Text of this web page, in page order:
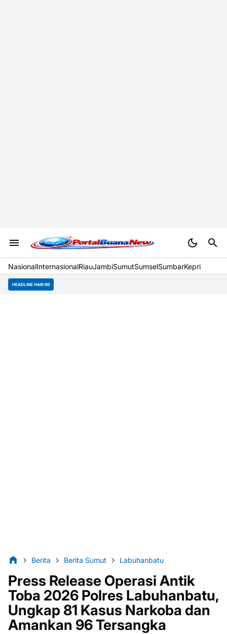
NasionalInternasionalRiauJambiSumutSumselSumbarKepri
HEADLINE HARI INI
Berita Berita Sumut Labuhanbatu
Press Release Operasi Antik
Toba 2026 Polres Labuhanbatu,
Ungkap 81 Kasus Narkoba dan
Amankan 96 Tersangka